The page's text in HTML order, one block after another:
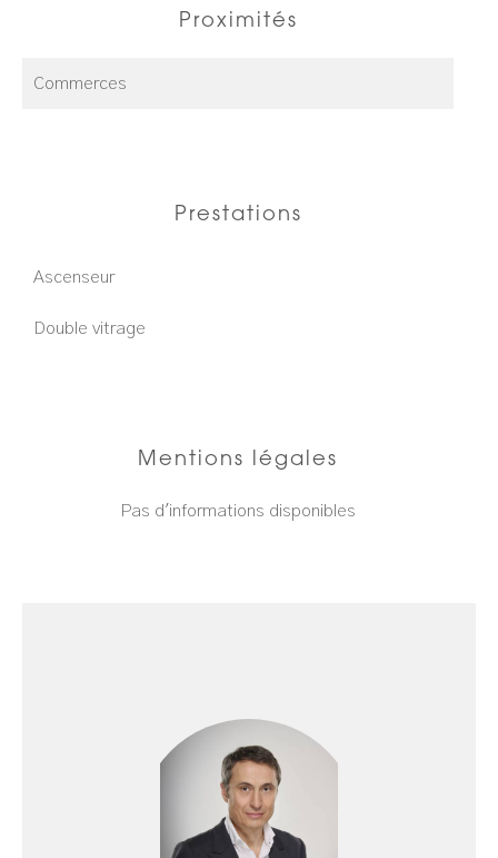
Proximités
Commerces
Prestations
Ascenseur
Double vitrage
Mentions légales
Pas d'informations disponibles